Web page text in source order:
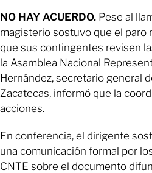
NO HAY ACUERDO. Pese al
magisterio sostuvo que el paro
que sus contingentes revisen
la Asamblea Nacional
Hernández, secretario general
Zacatecas, informó que la
acciones.
En conferencia, el dirigente
una comunicación formal por
CNTE sobre el documento